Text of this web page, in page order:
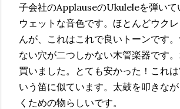
子会社のApplauseのUkuleleを弾いて
ウェットな音色です。ほとんどウク
んが、これはこれで良いトーンです
ない穴が二つしかない木管楽器です
買いました。とても安かった！これ
いう笛に似ています。太鼓を叩きな
くための物らしいです。